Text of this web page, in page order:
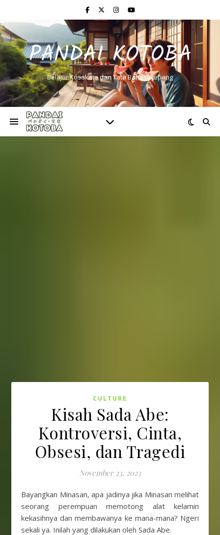
PANDAI KOTOBA
Belajar Kosakata dan Tata Bahasa Jepang
CULTURE
Kisah Sada Abe:
Kontroversi, Cinta,
Obsesi, dan Tragedi
November 23, 2023
Bayangkan Minasan, apa jadinya jika Minasan melihat
seorang perempuan memotong alat kelamin
kekasihnya dan membawanya ke mana-mana? Ngeri
sekali ya. Inilah yang dilakukan oleh Sada Abe.